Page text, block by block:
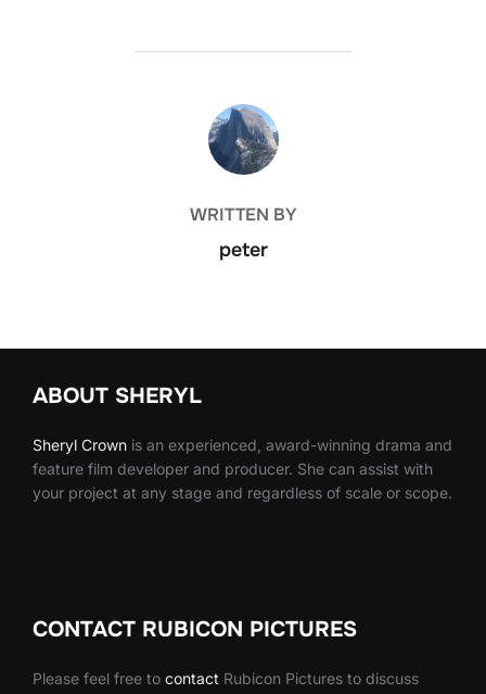
POST AUTHOR
WRITTEN BY
peter
ABOUT SHERYL
Sheryl Crown is an experienced, award-winning drama and
feature film developer and producer. She can assist with
your project at any stage and regardless of scale or scope.
CONTACT RUBICON PICTURES
Please feel free to contact Rubicon Pictures to discuss